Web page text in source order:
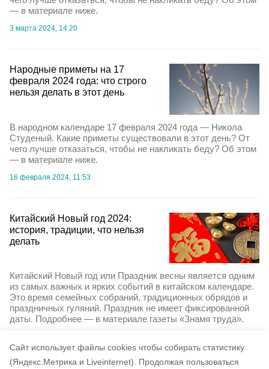
Cайт использует файлы cookies чтобы собирать статистику
(Яндекс.Метрика и Liveinternet).
Продолжая пользоваться
— в материале ниже.
3 марта 2024, 14:20
Народные приметы на 17
февраля 2024 года: что строго
нельзя делать в этот день
В народном календаре 17 февраля 2024 года — Никола
Студеный. Какие приметы существовали в этот день? От
чего лучше отказаться, чтобы не накликать беду? Об этом
— в материале ниже.
16 февраля 2024, 11:53
Китайский Новый год 2024:
история, традиции, что нельзя
делать
Китайский Новый год или Праздник весны является одним
из самых важных и ярких событий в китайском календаре.
Это время семейных собраний, традиционных обрядов и
праздничных гуляний. Праздник не имеет фиксированной
даты. Подробнее — в материале газеты «Знамя труда».